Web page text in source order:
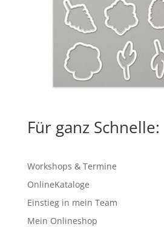
Für ganz Schnelle:
Workshops & Termine
OnlineKataloge
Einstieg in mein Team
Mein Onlineshop